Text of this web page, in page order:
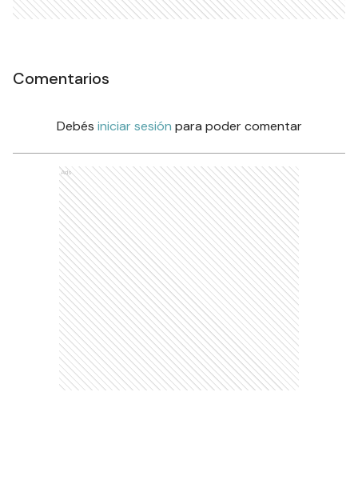
Comentarios
Debés iniciar sesión para poder comentar
Ads